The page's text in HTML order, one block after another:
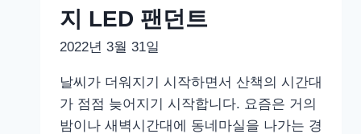
치
레
스
토
목
지 LED 팬던트
2022년 3월 31일
날씨가 더워지기 시작하면서 산책의 시간대
가 점점 늦어지기 시작합니다. 요즘은 거의
밤이나 새벽시간대에 동네마실을 나가는 경